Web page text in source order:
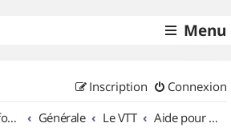
Menu
Connexion
Inscription
Accueil forum Générale Le VTT Aide pour l'achat d'un VTT